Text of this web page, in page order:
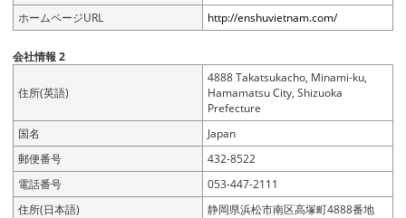
ホームページURL
http://enshuvietnam.com/
会社情報 2
住所(英語)
4888 Takatsukacho, Minami-ku,
Hamamatsu City, Shizuoka
Prefecture
国名
Japan
郵便番号
432-8522
電話番号
053-447-2111
住所(日本語)
静岡県浜松市南区高塚町4888番地